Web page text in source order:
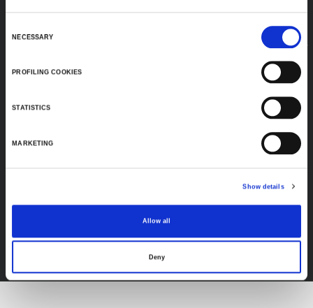
NECESSARY
PROFILING COOKIES
STATISTICS
MARKETING
Show details
Allow all
Deny
DÉCOUVREZ TOUS LES PRODUITS